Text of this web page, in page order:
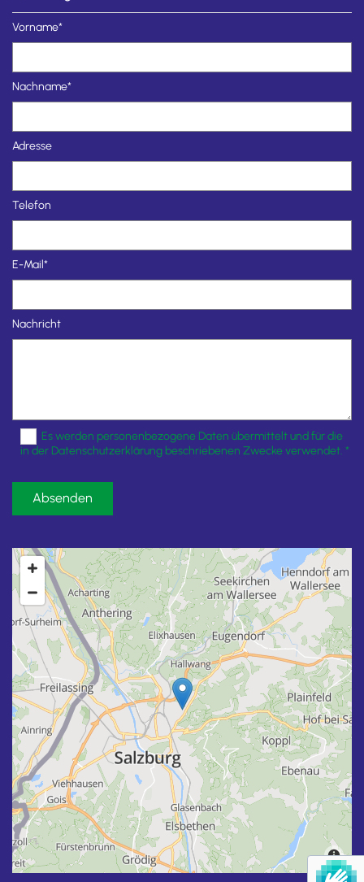
Vorname*
Nachname*
Adresse
Telefon
E-Mail*
Nachricht
Es werden personenbezogene Daten übermittelt und für die
in der Datenschutzerklärung beschriebenen Zwecke verwendet. *